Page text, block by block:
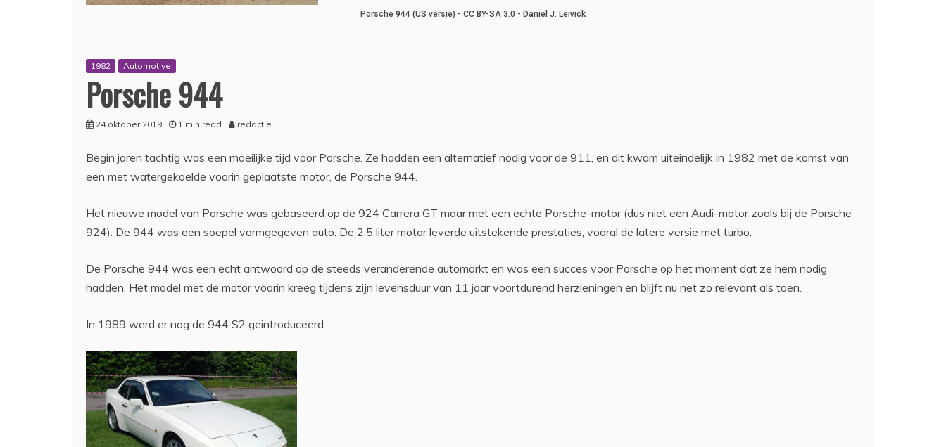
Porsche 944 (US versie) - CC BY-SA 3.0 - Daniel J. Leivick
1982 Automotive
Porsche 944
24 oktober 2019 1 min read redactie
Begin jaren tachtig was een moeilijke tijd voor Porsche. Ze hadden een alternatief nodig voor de 911, en dit kwam uiteindelijk in 1982 met de komst van
een met watergekoelde voorin geplaatste motor, de Porsche 944.
Het nieuwe model van Porsche was gebaseerd op de 924 Carrera GT maar met een echte Porsche-motor (dus niet een Audi-motor zoals bij de Porsche
924). De 944 was een soepel vormgegeven auto. De 2.5 liter motor leverde uitstekende prestaties, vooral de latere versie met turbo.
De Porsche 944 was een echt antwoord op de steeds veranderende automarkt en was een succes voor Porsche op het moment dat ze hem nodig
hadden. Het model met de motor voorin kreeg tijdens zijn levensduur van 11 jaar voortdurend herzieningen en blijft nu net zo relevant als toen.
In 1989 werd er nog de 944 S2 geintroduceerd.